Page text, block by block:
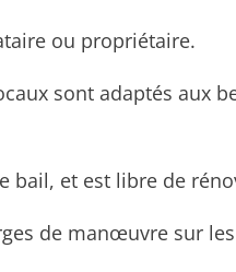
ou propriétaire.
sont adaptés aux
bail, et est libre de
de manœuvre sur